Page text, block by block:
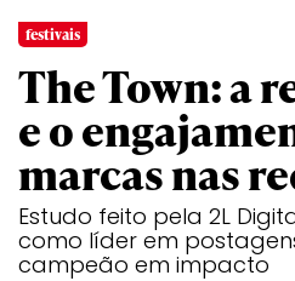
festivais
The Town: a
e o
marcas nas
Estudo feito pela 2L
como líder em
campeão em impacto